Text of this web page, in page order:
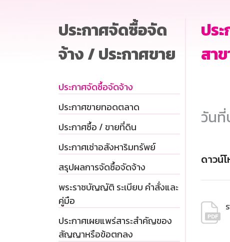
ประกาศจัดซื้อจัด
จ้าง / ประกาศขาย
ประกาศจัดซื้อจัดจ้าง
ประกาศขายทอดตลาด
ประกาศซื้อ / ขายที่ดิน
ประกาศเช่าอสังหาริมทรัพย์
สรุปผลการจัดซื้อจัดจ้าง
พระราชบัญญัติ ระเบียบ คำสั่งและ
คู่มือ
ประกาศเผยแพร่สาระสำคัญของ
สัญญาหรือข้อตกลง
ปร
สา
วันที่
ดาวน์